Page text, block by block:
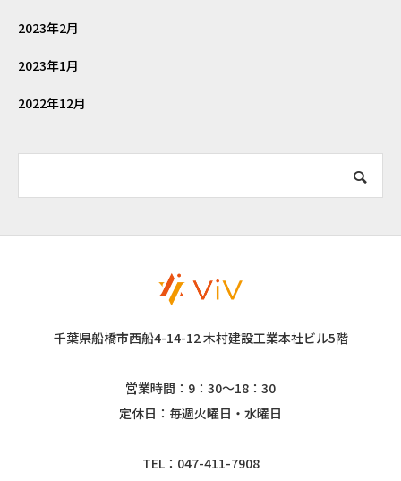
2023年2月
2023年1月
2022年12月
千葉県船橋市西船4-14-12 木村建設工業本社ビル5階
営業時間：9：30～18：30
定休日：毎週火曜日・水曜日
TEL：047-411-7908